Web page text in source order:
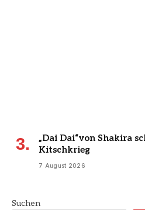
„Dai Dai“von Shakira
Kitschkrieg
7 August 2026
Suchen